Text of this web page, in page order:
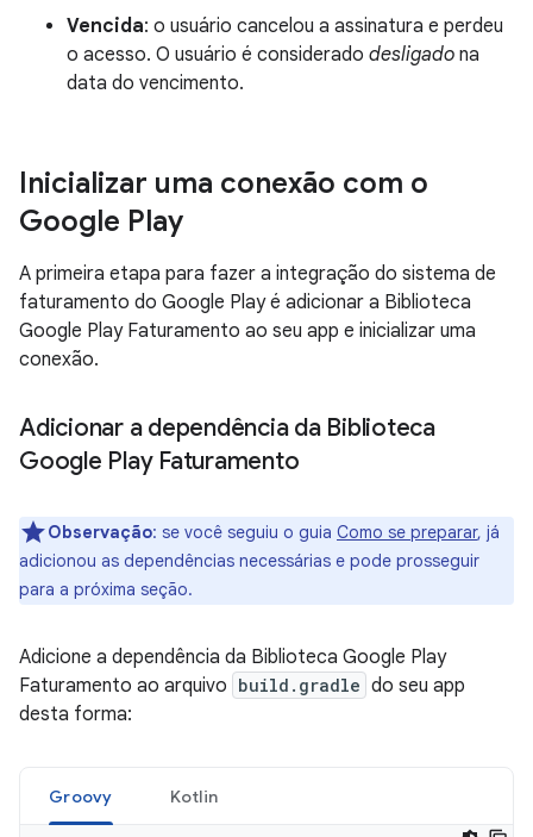
Vencida: o usuário cancelou a assinatura e perdeu
o acesso. O usuário é considerado desligado na
data do vencimento.
Inicializar uma conexão com o
Google Play
A primeira etapa para fazer a integração do sistema de
faturamento do Google Play é adicionar a Biblioteca
Google Play Faturamento ao seu app e inicializar uma
conexão.
Adicionar a dependência da Biblioteca
Google Play Faturamento
Observação: se você seguiu o guia Como se preparar, já
adicionou as dependências necessárias e pode prosseguir
para a próxima seção.
Adicione a dependência da Biblioteca Google Play
Faturamento ao arquivo build.gradle do seu app
desta forma:
Groovy Kotlin